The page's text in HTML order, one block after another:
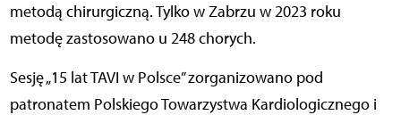
metodą chirurgiczną. Tylko w Zabrzu w 2023 roku
metodę zastosowano u 248 chorych.
Sesję „15 lat TAVI w Polsce” zorganizowano pod
patronatem Polskiego Towarzystwa Kardiologicznego i